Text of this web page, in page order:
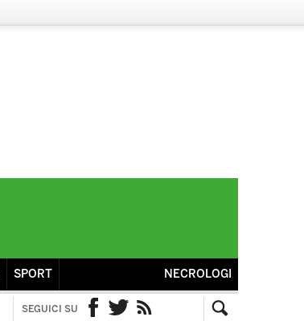
SPORT NECROLOGI
SEGUICI SU